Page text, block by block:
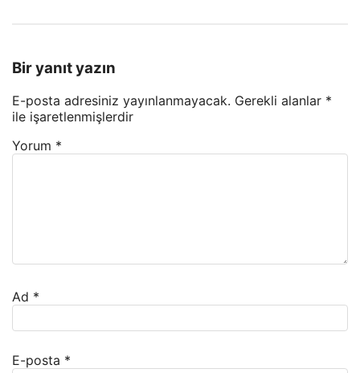
Bir yanıt yazın
E-posta adresiniz yayınlanmayacak. Gerekli alanlar *
ile işaretlenmişlerdir
Yorum *
Ad *
E-posta *